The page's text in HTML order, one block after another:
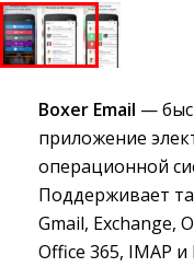
Boxer Email —
приложение
операционной
Поддерживает
Gmail, Exchange,
Office 365, IMAP